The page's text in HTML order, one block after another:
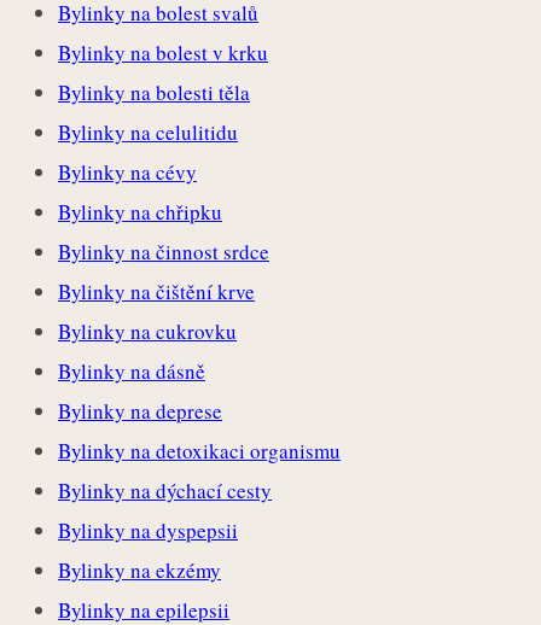
Bylinky na bolest svalů
Bylinky na bolest v krku
Bylinky na bolesti těla
Bylinky na celulitidu
Bylinky na cévy
Bylinky na chřipku
Bylinky na činnost srdce
Bylinky na čištění krve
Bylinky na cukrovku
Bylinky na dásně
Bylinky na deprese
Bylinky na detoxikaci organismu
Bylinky na dýchací cesty
Bylinky na dyspepsii
Bylinky na ekzémy
Bylinky na epilepsii